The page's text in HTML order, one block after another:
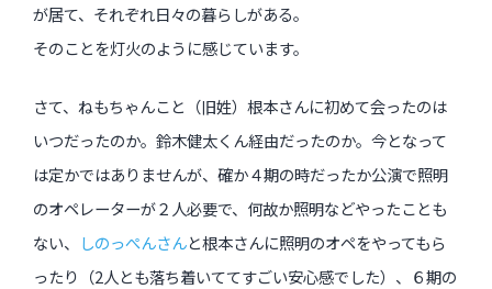
が居て、それぞれ日々の暮らしがある。
そのことを灯火のように感じています。
さて、ねもちゃんこと（旧姓）根本さんに初めて会ったのは
いつだったのか。鈴木健太くん経由だったのか。今となって
は定かではありませんが、確か４期の時だったか公演で照明
のオペレーターが２人必要で、何故か照明などやったことも
ない、
しのっぺんさんと根本さんに照明のオペをやってもら
ったり（2人とも落ち着いててすごい安心感でした）、６期の